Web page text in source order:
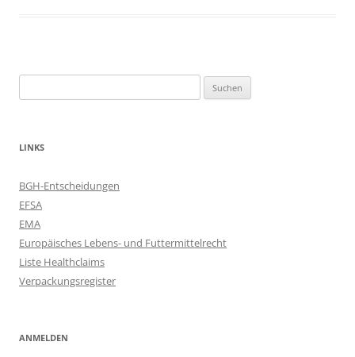
nach:
LINKS
BGH-Entscheidungen
EFSA
EMA
Europäisches Lebens- und Futtermittelrecht
Liste Healthclaims
Verpackungsregister
ANMELDEN